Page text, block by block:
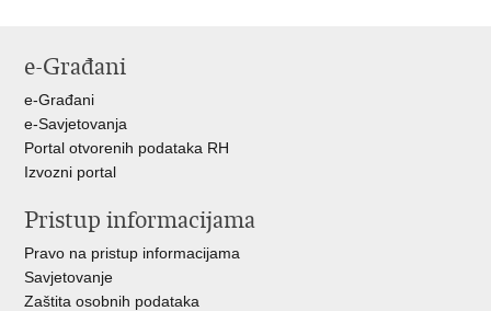
e-Građani
e-Građani
e-Savjetovanja
Portal otvorenih podataka RH
Izvozni portal
Pristup informacijama
Pravo na pristup informacijama
Savjetovanje
Zaštita osobnih podataka